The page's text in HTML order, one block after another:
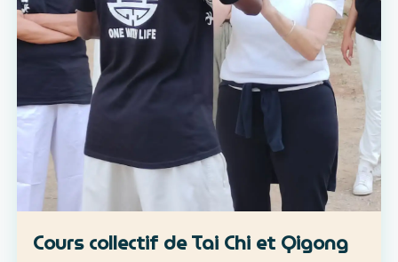
Cours collectif de Tai Chi et Qigong